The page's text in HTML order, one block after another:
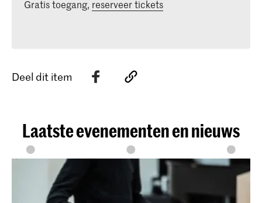
Gratis toegang, reserveer tickets
Deel dit item
Laatste evenementen en nieuws